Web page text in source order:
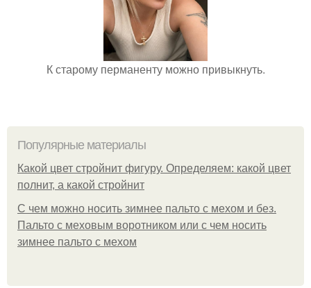
К старому перманенту можно привыкнуть.
Популярные материалы
Какой цвет стройнит фигуру. Определяем: какой цвет
полнит, а какой стройнит
C чем можно носить зимнее пальто с мехом и без.
Пальто с меховым воротником или с чем носить
зимнее пальто с мехом